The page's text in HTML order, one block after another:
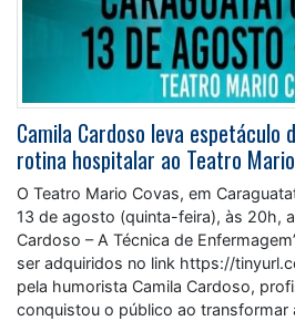
Camila Cardoso leva espetáculo
rotina hospitalar ao Teatro
O Teatro Mario Covas, em
13 de agosto (quinta-feira), às 20h,
Cardoso – A Técnica de
ser adquiridos no link https://
pela humorista Camila Cardoso,
conquistou o público ao transformar